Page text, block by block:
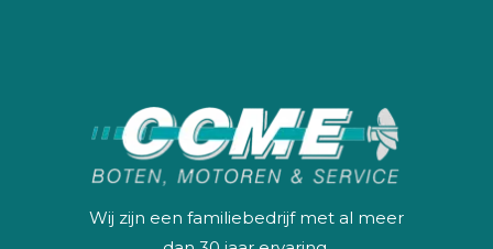
Wij zijn een familiebedrijf met al meer